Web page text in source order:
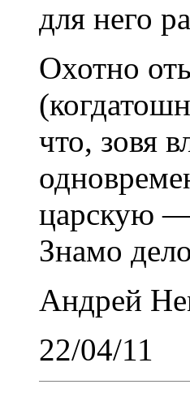
для него
Охотно
что, зовя
царскую
Знамо
Андрей
22/04/11